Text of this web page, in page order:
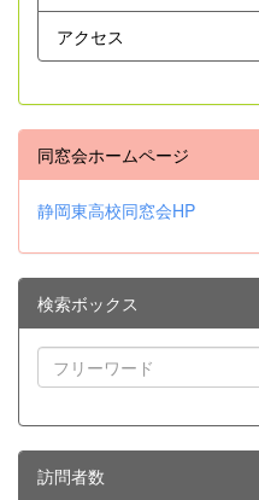
アクセス
同窓会ホームページ
静岡東高校同窓会HP
検索ボックス
訪問者数